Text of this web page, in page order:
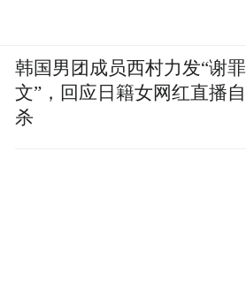
韩国男团成员西村力发“谢罪
文”，回应日籍女网红直播自
杀